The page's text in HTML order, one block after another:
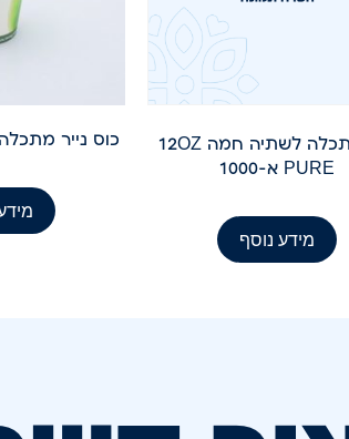
כוס מתכלה לשתיה חמה 12OZ
PURE א-1000
מידע נוסף
כוס נייר מתכלה 4OZ א-1000 יח